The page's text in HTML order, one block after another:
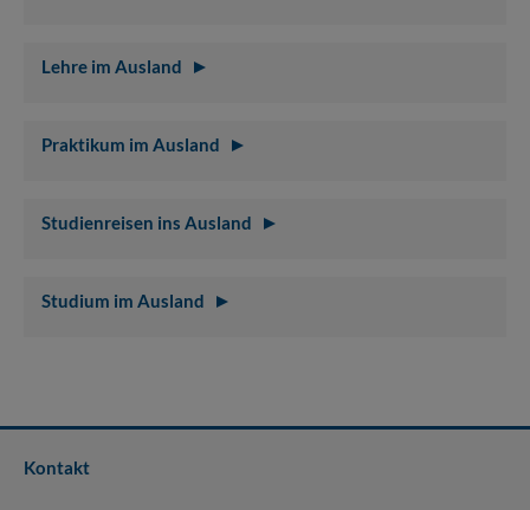
Lehre im Ausland
Praktikum im Ausland
Studienreisen ins Ausland
Studium im Ausland
Kontakt